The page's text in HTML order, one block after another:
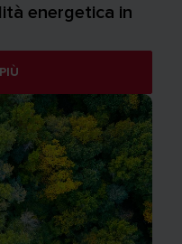
energetica in